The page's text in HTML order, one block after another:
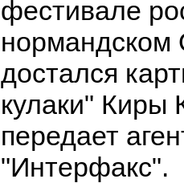
фестивале
достался
кулаки" Киры
передает
"Интерфакс".